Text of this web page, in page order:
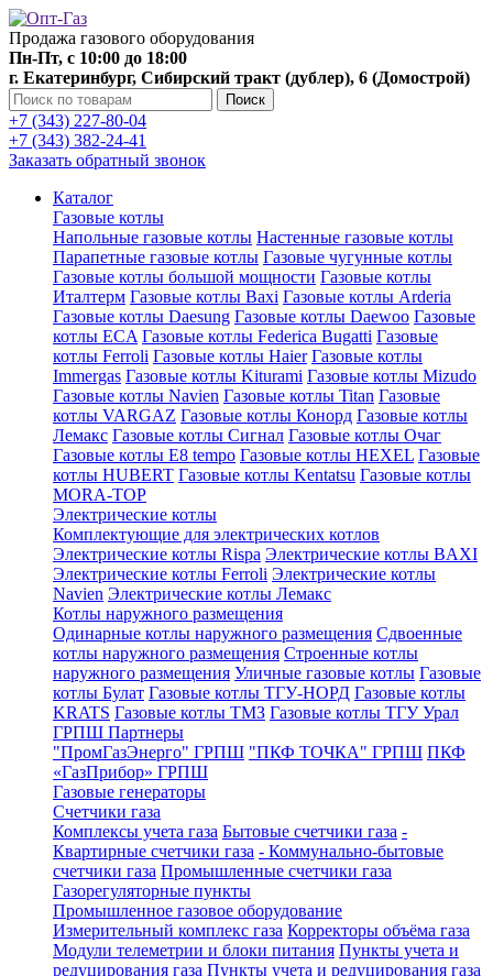
Продажа газового оборудования
Пн-Пт, с 10:00 до 18:00
г. Екатеринбург, Сибирский тракт (дублер), 6 (Домострой)
Поиск
+7 (343) 227-80-04
+7 (343) 382-24-41
Заказать обратный звонок
Каталог
Газовые котлы
Напольные газовые котлы Настенные газовые котлы
Парапетные газовые котлы Газовые чугунные котлы
Газовые котлы большой мощности Газовые котлы
Италтерм Газовые котлы Baxi Газовые котлы Arderia
Газовые котлы Daesung Газовые котлы Daewoo Газовые
котлы ECA Газовые котлы Federica Bugatti Газовые
котлы Ferroli Газовые котлы Haier Газовые котлы
Immergas Газовые котлы Kiturami Газовые котлы Mizudo
Газовые котлы Navien Газовые котлы Titan Газовые
котлы VARGAZ Газовые котлы Конорд Газовые котлы
Лемакс Газовые котлы Сигнал Газовые котлы Очаг
Газовые котлы E8 tempo Газовые котлы HEXEL Газовые
котлы HUBERT Газовые котлы Kentatsu Газовые котлы
MORA-TOP
Электрические котлы
Комплектующие для электрических котлов
Электрические котлы Rispa Электрические котлы BAXI
Электрические котлы Ferroli Электрические котлы
Navien Электрические котлы Лемакс
Котлы наружного размещения
Одинарные котлы наружного размещения Сдвоенные
котлы наружного размещения Строенные котлы
наружного размещения Уличные газовые котлы Газовые
котлы Булат Газовые котлы ТГУ-НОРД Газовые котлы
KRATS Газовые котлы ТМЗ Газовые котлы ТГУ Урал
ГРПШ Партнеры
"ПромГазЭнерго" ГРПШ "ПКФ ТОЧКА" ГРПШ ПКФ
«ГазПрибор» ГРПШ
Газовые генераторы
Счетчики газа
Комплексы учета газа Бытовые счетчики газа -
Квартирные счетчики газа - Коммунально-бытовые
счетчики газа Промышленные счетчики газа
Газорегуляторные пункты
Промышленное газовое оборудование
Измерительный комплекс газа Корректоры объёма газа
Модули телеметрии и блоки питания Пункты учета и
редуцирования газа Пункты учета и редуцирования газа